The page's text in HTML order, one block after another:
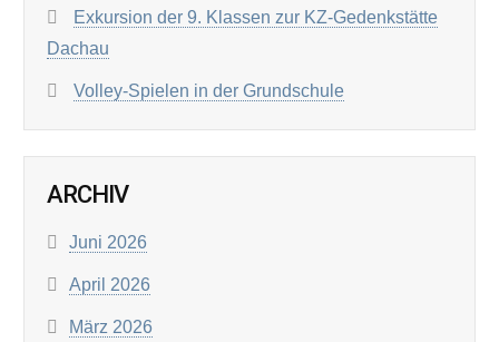
Exkursion der 9. Klassen zur KZ-Gedenkstätte
Dachau
Volley-Spielen in der Grundschule
ARCHIV
Juni 2026
April 2026
März 2026